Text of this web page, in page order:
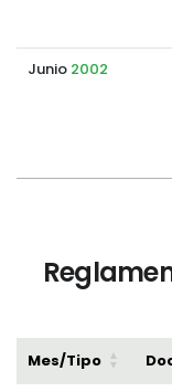
Junio 2002
Mes/Tipo